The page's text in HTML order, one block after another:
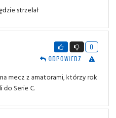
strzelał
0
ODPOWIEDZ
mecz z amatorami, którzy rok
do Serie C.